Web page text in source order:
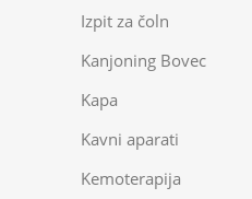
Izpit za čoln
Kanjoning Bovec
Kapa
Kavni aparati
Kemoterapija